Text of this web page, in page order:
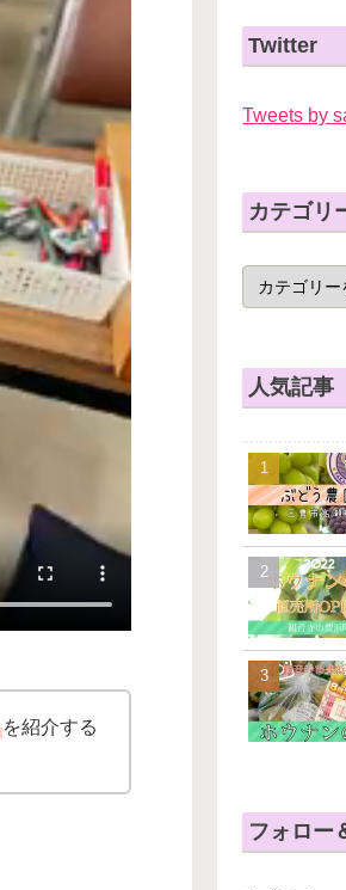
を紹介する
Twitter
Tweets by
カテゴリ
人気記事
フォロー